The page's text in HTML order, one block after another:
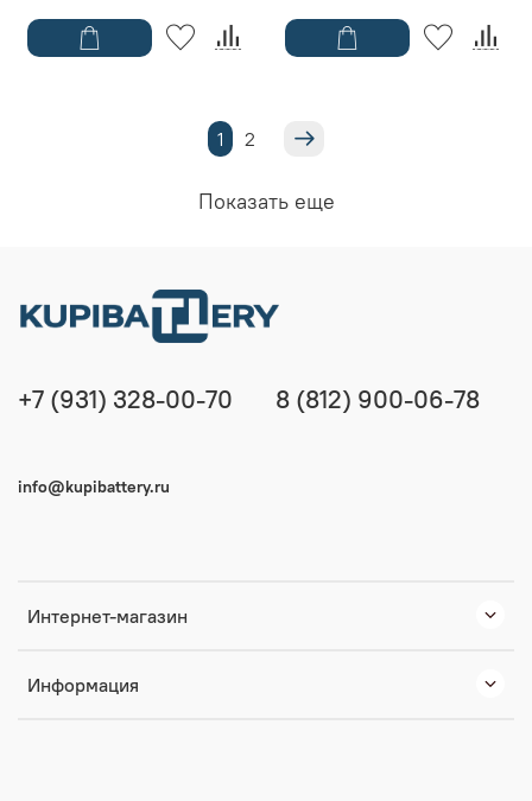
1 2
Показать еще
Интернет-магазин
Информация
+7 (931) 328-00-70 8 (812) 900-06-78
info@kupibattery.ru